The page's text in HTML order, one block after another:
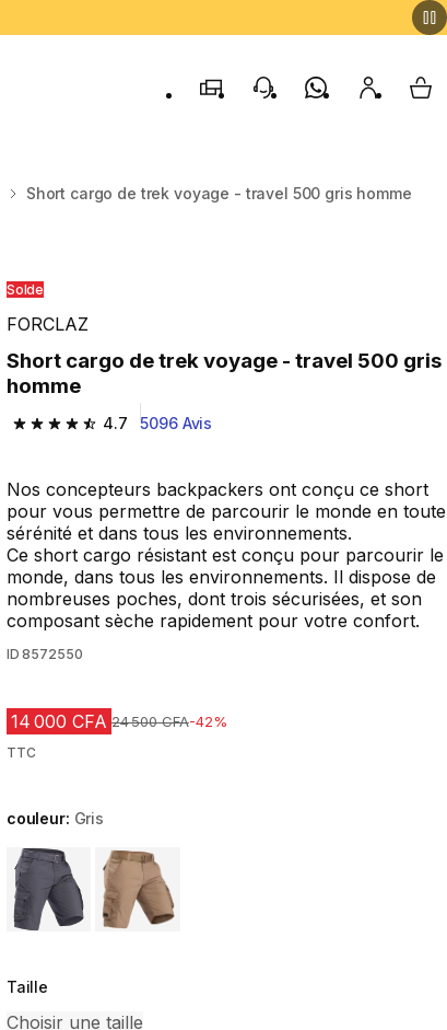
MagasinscontactWhatsappMy My
Short cargo de trek voyage - travel 500 gris homme
Solde
FORCLAZ
Short cargo de trek voyage - travel 500 gris
homme
4.7
4.7 out of 5 stars from 5096 reviews
5096 Avis
Nos concepteurs backpackers ont conçu ce short
pour vous permettre de parcourir le monde en toute
sérénité et dans tous les environnements.
Ce short cargo résistant est conçu pour parcourir le
monde, dans tous les environnements. Il dispose de
nombreuses poches, dont trois sécurisées, et son
composant sèche rapidement pour votre confort.
ID 8572550
14 000 CFA Prix avant réduction
24 500 CFA-42%
TTC
couleur: Gris
Choose a variant
Taille